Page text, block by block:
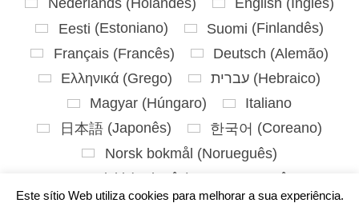
Este sítio Web utiliza cookies para melhorar a sua experiência.
Nederlands(Holandês) English (Inglês)
Eesti (Estoniano) Suomi (Finlandês)
Français(Francês) Deutsch (Alemão)
Ελληνικά (Grego) עברית (Hebraico)
Magyar (Húngaro)
Italiano
日本語(Japonês) 한국어 (Coreano)
Norsk bokmål (Norueguês)
Polski ( Polonês )
Português